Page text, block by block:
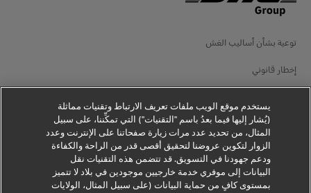
توعية بشأن أساليب الغش
إخطار قانوني
إخطار الخصوصية
معلومات إضافية
إعدادات ملفات تعريف الارتباط
يستخدم موقع الويب ملفات تعريف الارتباط وتقنيات مماثلة
(يُشار إليها فيما بعدُ باسم "التقنيات") التي تمكِّننا، على سبيل
المثال، من تحديد عدد مرات زيارة صفحاتنا على الإنترنت وعدد
الزوار لتكوين عروضنا لتحقيق أقصى قدر من الراحة والكفاءة
ودعم جهودنا في التسويق. قد تتضمن هذه التقنيات نقل
البيانات إلى موفري خدمة خارجيين موجودين في بلاد لا تتميز
بمستوى كافٍ من حماية البيانات (على سبيل المثال، الولايات